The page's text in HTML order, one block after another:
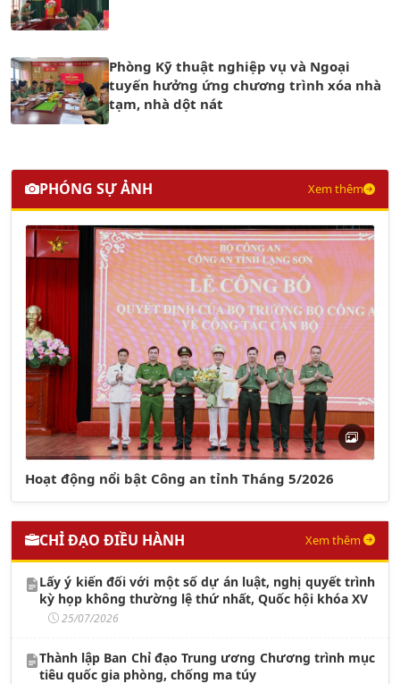
Phòng Kỹ thuật nghiệp vụ và Ngoại
tuyến hưởng ứng chương trình xóa nhà
tạm, nhà dột nát
PHÓNG SỰ ẢNH Xem thêm
Hoạt động nổi bật Công an tỉnh Tháng 5/2026
CHỈ ĐẠO ĐIỀU HÀNH Xem thêm
Lấy ý kiến đối với một số dự án luật, nghị quyết trình
kỳ họp không thường lệ thứ nhất, Quốc hội khóa XV
25/07/2026
Thành lập Ban Chỉ đạo Trung ương Chương trình mục
tiêu quốc gia phòng, chống ma túy